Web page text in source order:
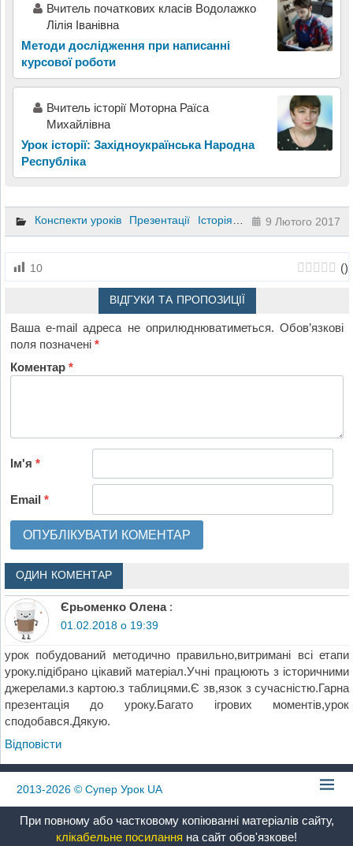
Вчитель початкових класів Водолажко
Лілія Іванівна
Методи дослідження при написанні
курсової роботи
Вчитель історії Моторна Раїса
Михайлівна
Урок історії: Західноукраїнська Народна
Республіка
Конспекти уроків Презентації Історія 7 клас9 Лютого 2017
10 ()
ВІДГУКИ ТА ПРОПОЗИЦІЇ
Ваша e-mail адреса не оприлюднюватиметься. Обов’язкові
поля позначені*
Коментар*
Ім'я*
Email*
ОДИН КОМЕНТАР
Єрьоменко Олена :
01.02.2018 о 19:39
урок побудований методично правильно,витримані всі етапи
уроку.підібрано цікавий матеріал.Учні працюють з історичними
джерелами.з картою.з таблицями.Є зв,язок з сучасністю.Гарна
презентація до уроку.Багато ігрових моментів,урок
сподобався.Дякую.
Відповіcти
2013-2026 © Супер Урок UA
При повному або частковому копіюванні матеріалів сайту,
клікабельне посилання на сайт обов'язкове!